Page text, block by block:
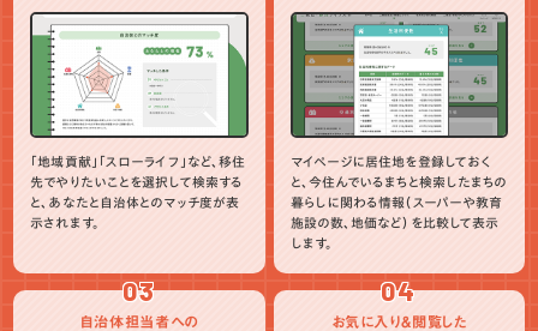
「地域貢献」「スローライフ」など、移住
先でやりたいことを選択して検索する
と、あなたと自治体とのマッチ度が表
示されます。
マイページに居住地を登録しておく
と、今住んでいるまちと検索したまちの
暮らしに関わる情報（スーパーや教育
施設の数、地価など）を比較して表示
します。
03
自治体担当者への
04
お気に入り＆閲覧した